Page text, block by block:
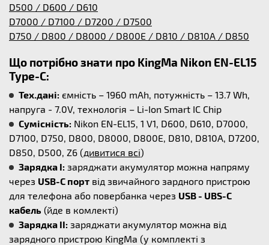
D500 / D600 / D610
D7000 / D7100 / D7200 / D7500
D750 / D800 / D8000 / D800E / D810 / D810A / D850
Що потрібно знати про KingMa Nikon EN-EL15
Type-C:
Тех.дані: ємність – 1960 mAh, потужність – 13.7 Wh,
напруга - 7.0V, технологія – Li-Ion Smart IC Chip
Сумісність: Nikon EN-EL15, 1 V1, D600, D610, D7000,
D7100, D750, D800, D8000, D800E, D810, D810A, D7200,
D850, D500, Z6 (дивитися всі)
Зарядка I: заряджати акумулятор можна напряму
через USB-C порт від звичайного зардного пристрою
для телефона або повербанка через USB - UBS-C
кабель (йде в комлекті)
Зарядка II: заряджати акумулятор можна від
зарядного пристрою KingMa (у комплекті з